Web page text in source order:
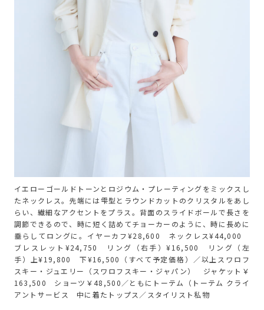
イエローゴールドトーンとロジウム・プレーティングをミックスし
たネックレス。先端には雫型とラウンドカットのクリスタルをあし
らい、繊細なアクセントをプラス。背面のスライドボールで長さを
調節できるので、時に短く詰めてチョーカーのように、時に長めに
垂らしてロングに。イヤーカフ¥28,600 ネックレス¥44,000
ブレスレット¥24,750 リング（右手）¥16,500 リング（左
手）上¥19,800 下¥16,500（すべて予定価格）／以上スワロフ
スキー・ジュエリー（スワロフスキー・ジャパン） ジャケット￥
163,500 ショーツ￥48,500／ともにトーテム（トーテム クライ
アントサービス 中に着たトップス／スタイリスト私物